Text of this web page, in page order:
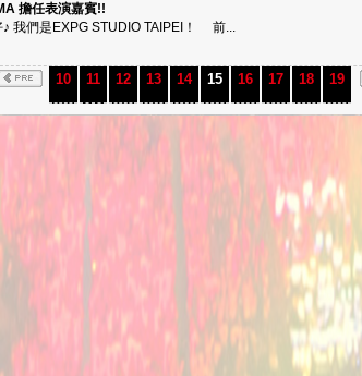
擔任表演嘉賓!!
♪ 我們是EXPG STUDIO TAIPEI！ 前...
10 11 12 13 14 15 16 17 18 19